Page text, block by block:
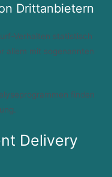
Dritt­anbietern
Verhalten statistisch
allem mit sogenannten
finden
Delivery